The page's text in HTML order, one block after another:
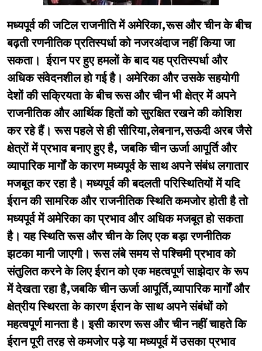
मध्यपूर्व की जटिल राजनीति में अमेरिका,रूस और चीन के बीच
बढ़ती रणनीतिक प्रतिस्पर्धा को नजरअंदाज नहीं किया जा
सकता। ईरान पर हुए हमलों के बाद यह प्रतिस्पर्धा और
अधिक संवेदनशील हो गई है। अमेरिका और उसके सहयोगी
देशों की सक्रियता के बीच रूस और चीन भी क्षेत्र में अपने
राजनीतिक और आर्थिक हितों को सुरक्षित रखने की कोशिश
कर रहे हैं। रूस पहले से ही सीरिया,लेबनान,सऊदी अरब जैसे
क्षेत्रों में प्रभाव बनाए हुए है, जबकि चीन ऊर्जा आपूर्ति और
व्यापारिक मार्गों के कारण मध्यपूर्व के साथ अपने संबंध लगातार
मजबूत कर रहा है। मध्यपूर्व की बदलती परिस्थितियों में यदि
ईरान की सामरिक और राजनीतिक स्थिति कमजोर होती है तो
मध्यपूर्व में अमेरिका का प्रभाव और अधिक मजबूत हो सकता
है। यह स्थिति रूस और चीन के लिए एक बड़ा रणनीतिक
झटका मानी जाएगी। रूस लंबे समय से पश्चिमी प्रभाव को
संतुलित करने के लिए ईरान को एक महत्वपूर्ण साझेदार के रूप
में देखता रहा है,जबकि चीन ऊर्जा आपूर्ति,व्यापारिक मार्गों और
क्षेत्रीय स्थिरता के कारण ईरान के साथ अपने संबंधों को
महत्वपूर्ण मानता है। इसी कारण रूस और चीन नहीं चाहते कि
ईरान पूरी तरह से कमजोर पड़े या मध्यपूर्व में उसका प्रभाव